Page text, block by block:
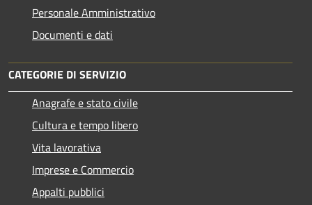
Personale Amministrativo
Documenti e dati
CATEGORIE DI SERVIZIO
Anagrafe e stato civile
Cultura e tempo libero
Vita lavorativa
Imprese e Commercio
Appalti pubblici